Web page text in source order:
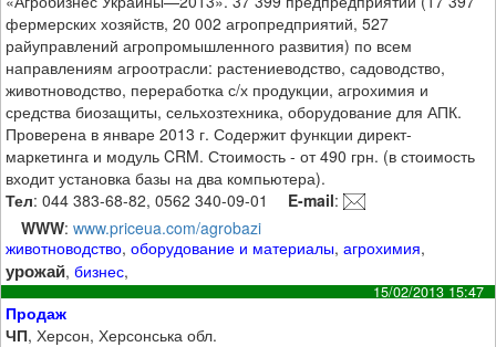
фермерских хозяйств, 20 002 агропредприятий, 527
райуправлений агропромышленного развития) по всем
направлениям агроотрасли: растениеводство, садоводство,
животноводство, переработка с/х продукции, агрохимия и
средства биозащиты, сельхозтехника, оборудование для АПК.
Проверена в январе 2013 г. Содержит функции директ-
маркетинга и модуль CRM. Стоимость - от 490 грн. (в стоимость
входит установка базы на два компьютера).
Тел: 044 383-68-82, 0562 340-09-01 E-mail:
WWW:www.priceua.com/agrobazi
животноводство,оборудование и материалы,агрохимия,
урожай,бизнес,
15/02/2013 15:47
Продаж
ЧП, Херсон, Херсонська обл.